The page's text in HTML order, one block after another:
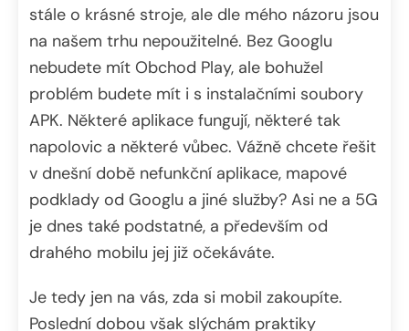
stále o krásné stroje, ale dle mého názoru jsou
na našem trhu nepoužitelné. Bez Googlu
nebudete mít Obchod Play, ale bohužel
problém budete mít i s instalačními soubory
APK. Některé aplikace fungují, některé tak
napolovic a některé vůbec. Vážně chcete řešit
v dnešní době nefunkční aplikace, mapové
podklady od Googlu a jiné služby? Asi ne a 5G
je dnes také podstatné, a především od
drahého mobilu jej již očekáváte.
Je tedy jen na vás, zda si mobil zakoupíte.
Poslední dobou však slýchám praktiky